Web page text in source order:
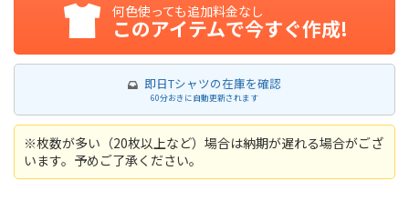
何色使っても追加料金なし
このアイテムで今すぐ作成!
即日Tシャツの在庫を確認
60分おきに自動更新されます
※枚数が多い（20枚以上など）場合は納期が遅れる場合がござ
います。予めご了承ください。